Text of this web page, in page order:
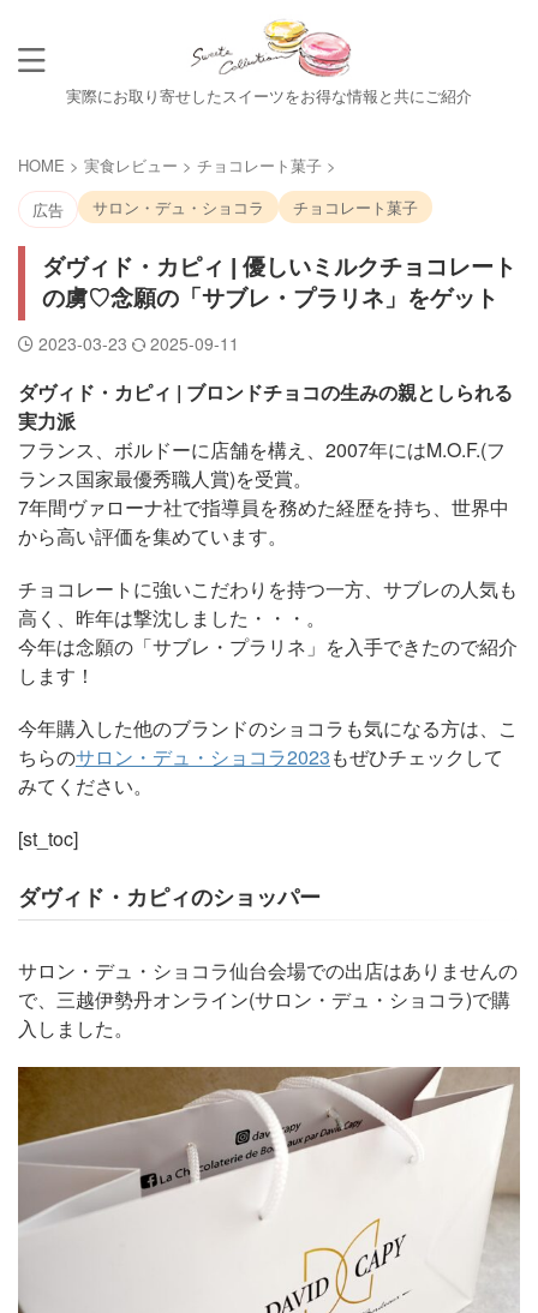
実際にお取り寄せしたスイーツをお得な情報と共にご紹介
HOME > 実食レビュー > チョコレート菓子 >
広告
サロン・デュ・ショコラ チョコレート菓子
ダヴィド・カピィ | 優しいミルクチョコレート
の虜♡念願の「サブレ・プラリネ」をゲット
2023-03-23 2025-09-11
ダヴィド・カピィ | ブロンドチョコの生みの親としられる
実力派
フランス、ボルドーに店舗を構え、2007年にはM.O.F.(フ
ランス国家最優秀職人賞)を受賞。
7年間ヴァローナ社で指導員を務めた経歴を持ち、世界中
から高い評価を集めています。
チョコレートに強いこだわりを持つ一方、サブレの人気も
高く、昨年は撃沈しました・・・。
今年は念願の「サブレ・プラリネ」を入手できたので紹介
します！
今年購入した他のブランドのショコラも気になる方は、こ
ちらのサロン・デュ・ショコラ2023もぜひチェックして
みてください。
[st_toc]
ダヴィド・カピィのショッパー
サロン・デュ・ショコラ仙台会場での出店はありませんの
で、三越伊勢丹オンライン(サロン・デュ・ショコラ)で購
入しました。